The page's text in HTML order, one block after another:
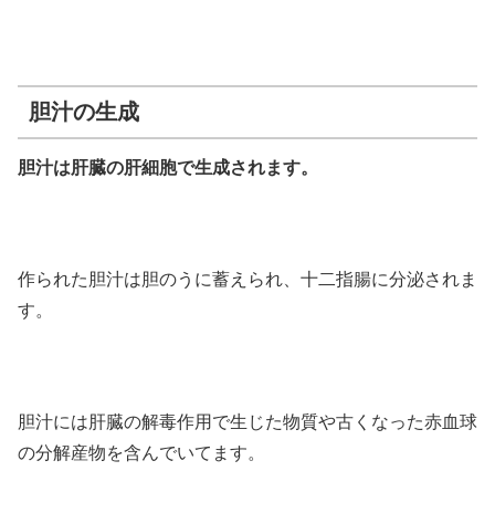
胆汁の生成
胆汁は肝臓の肝細胞で生成されます。
作られた胆汁は胆のうに蓄えられ、十二指腸に分泌されま
す。
胆汁には肝臓の解毒作用で生じた物質や古くなった赤血球
の分解産物を含んでいてます。